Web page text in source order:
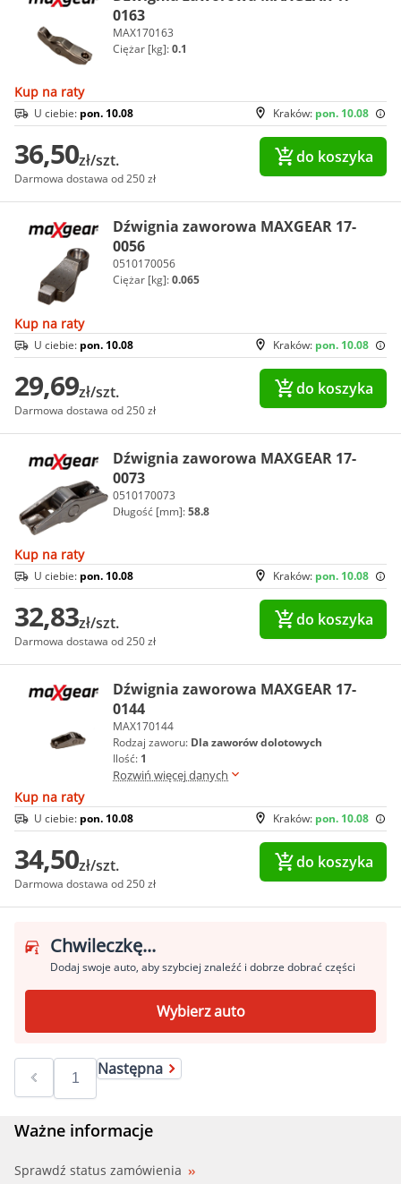
0163
MAX170163
Ciężar [kg]:0.1
Kup na raty
Kraków: pon. 10.08
U ciebie: pon. 10.08
36,50zł/szt.
Darmowa dostawa od 250 zł
do koszyka
Dźwignia zaworowa MAXGEAR 17-
0056
0510170056
Ciężar [kg]:0.065
Kup na raty
Kraków: pon. 10.08
U ciebie: pon. 10.08
29,69zł/szt.
Darmowa dostawa od 250 zł
do koszyka
Dźwignia zaworowa MAXGEAR 17-
0073
0510170073
Długość [mm]:58.8
Kup na raty
Kraków: pon. 10.08
U ciebie: pon. 10.08
32,83zł/szt.
Darmowa dostawa od 250 zł
do koszyka
Dźwignia zaworowa MAXGEAR 17-
0144
MAX170144
Rodzaj zaworu: Dla zaworów dolotowych
Ilość: 1
Rozwiń więcej danych
Kup na raty
Kraków: pon. 10.08
U ciebie: pon. 10.08
34,50zł/szt.
Darmowa dostawa od 250 zł
do koszyka
Chwileczkę...
Dodaj swoje auto, aby szybciej znaleźć i dobrze dobrać części
Wybierz auto
Następna
Ważne informacje
Sprawdź status zamówienia